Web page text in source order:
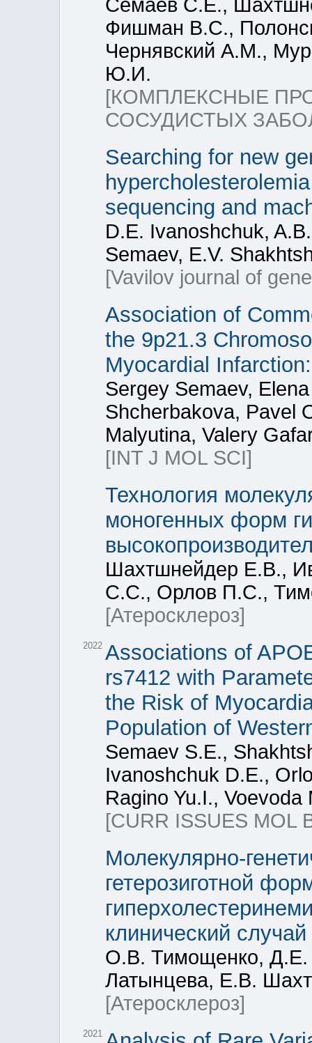
Семаев С.Е.,
Фишман В.С.,
Чернявский А.М.,
Ю.И.
[КОМПЛЕКСНЫЕ
СОСУДИСТЫХ
Searching for new
sequencing and
D.E. Ivanoshchuk,
Semaev, E.V.
[Vavilov journal of
Association of
the 9p21.3
Myocardial
Sergey Semaev,
Shcherbakova, Pavel
Malyutina, Valery
[INT J MOL SCI]
Технология
моногенных форм
Шахтшнейдер Е.В.,
С.С., Орлов П.С.,
[Атеросклероз]
2022 Associations of
rs7412 with
the Risk of
Population of
Semaev S.E.,
Ivanoshchuk D.E.,
Ragino Yu.I., Voevoda
[CURR ISSUES MOL
Молекулярно-
гетерозиготной
клинический случай
О.В. Тимощенко,
Латынцева, Е.В.
[Атеросклероз]
2021